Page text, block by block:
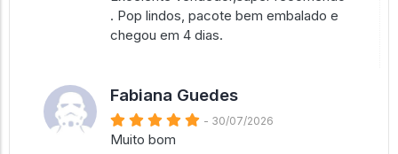
. Pop lindos, pacote bem embalado e
chegou em 4 dias.
Fabiana Guedes
- 30/07/2026
Muito bom